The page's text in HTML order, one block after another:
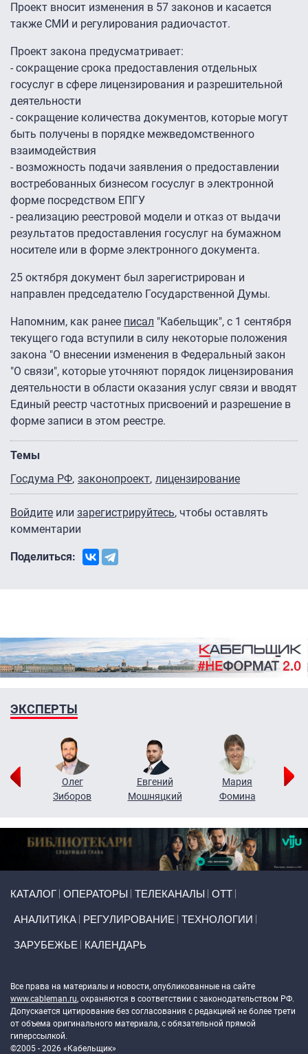
Проект вносит изменения в 57 законов и касается
также СМИ и регулирования радиочастот.
Проект закона предусматривает:
- сокращение срока предоставления отдельных
госуслуг в сфере лицензирования и разрешительной
деятельности
- сокращение количества документов, которые могут
быть получены в порядке межведомственного
взаимодействия
- возможность подачи заявления о предоставлении
востребованных бизнесом госуслуг в электронной
форме посредством ЕПГУ
- реализацию реестровой модели и отказ от выдачи
результатов предоставления госуслуг на бумажном
носителе или в форме электронного документа.
25 октября документ был зарегистрирован и
направлен председателю Государственной Думы.
Напомним, как ранее писал "Кабельщик", с 1 сентября
текущего года вступили в силу некоторые положения
закона "О внесении изменения в Федеральный закон
"О связи", которые уточняют порядок лицензирования
деятельности в области оказания услуг связи и вводят
Единый реестр частотных присвоений и разрешение в
форме записи в этом реестре.
Темы
Госдума РФ законопроект лицензирование
Войдите или зарегистрируйтесь, чтобы оставлять
комментарии
Поделиться:
ЭКСПЕРТЫ
Олег
Зиборов
Евгений
Мошняцкий
Мария
Фомина
КАТАЛОГ ОПЕРАТОРЫ ТЕЛЕКАНАЛЫ ОТТ
АНАЛИТИКА РЕГУЛИРОВАНИЕ ТЕХНОЛОГИИ
ЗАРУБЕЖЬЕ КАЛЕНДАРЬ
Все права на материалы и новости, опубликованные на сайте
www.cableman.ru, охраняются в соответствии с законодательством РФ.
Допускается цитирование без согласования с редакцией не более трети
от объема оригинального материала, с обязательной прямой
гиперссылкой.
©2005 - 2026 «Кабельщик»